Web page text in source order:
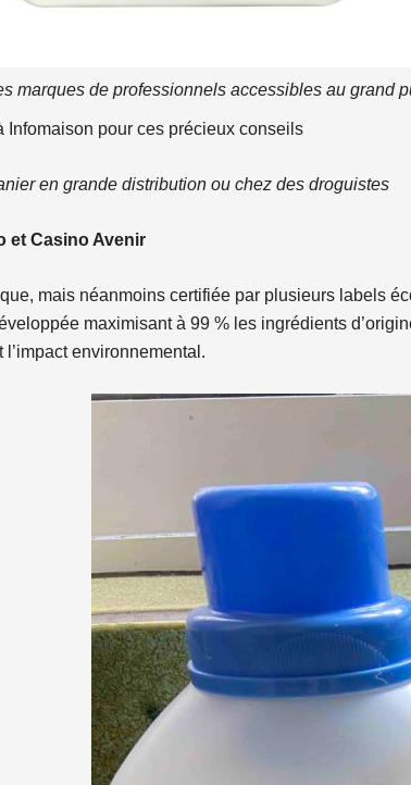
marques de professionnels accessibles au grand
Infomaison pour ces précieux conseils
en grande distribution ou chez des droguistes
et Casino Avenir
mais néanmoins certifiée par plusieurs labels
maximisant à 99 % les ingrédients
l’impact environnemental.